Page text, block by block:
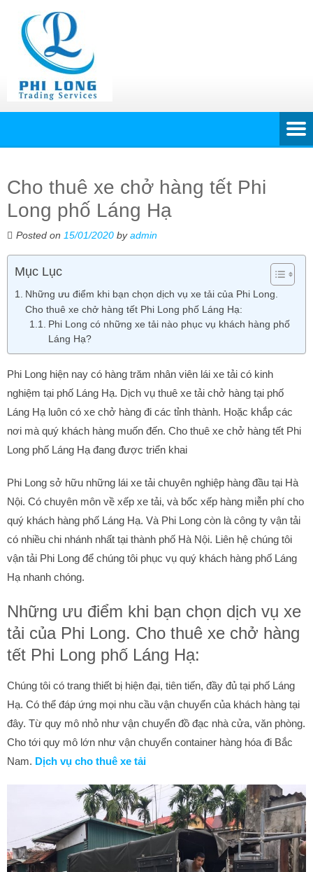
Cho thuê xe chở hàng tết Phi
Long phố Láng Hạ
Posted on 15/01/2020 byadmin
Mục Lục
Những ưu điểm khi bạn chọn dịch vụ xe tải của Phi Long.
Cho thuê xe chở hàng tết Phi Long phố Láng Hạ:
Phi Long có những xe tải nào phục vụ khách hàng phố
Láng Hạ?
Phi Long hiện nay có hàng trăm nhân viên lái xe tải có kinh
nghiệm tại phố Láng Hạ. Dịch vụ thuê xe tải chở hàng tại phố
Láng Hạ luôn có xe chở hàng đi các tỉnh thành. Hoặc khắp các
nơi mà quý khách hàng muốn đến. Cho thuê xe chở hàng tết Phi
Long phố Láng Hạ đang được triển khai
Phi Long sở hữu những lái xe tải chuyên nghiệp hàng đầu tại Hà
Nội. Có chuyên môn về xếp xe tải, và bốc xếp hàng miễn phí cho
quý khách hàng phố Láng Hạ. Và Phi Long còn là công ty vận tải
có nhiều chi nhánh nhất tại thành phố Hà Nội. Liên hệ chúng tôi
vận tải Phi Long để chúng tôi phục vụ quý khách hàng phố Láng
Hạ nhanh chóng.
Những ưu điểm khi bạn chọn dịch vụ xe
tải của Phi Long. Cho thuê xe chở hàng
tết Phi Long phố Láng Hạ:
Chúng tôi có trang thiết bị hiện đại, tiên tiến, đầy đủ tại phố Láng
Hạ. Có thể đáp ứng mọi nhu cầu vận chuyển của khách hàng tại
đây. Từ quy mô nhỏ như vận chuyển đồ đạc nhà cửa, văn phòng.
Cho tới quy mô lớn như vận chuyển container hàng hóa đi Bắc
Nam. Dịch vụ cho thuê xe tải